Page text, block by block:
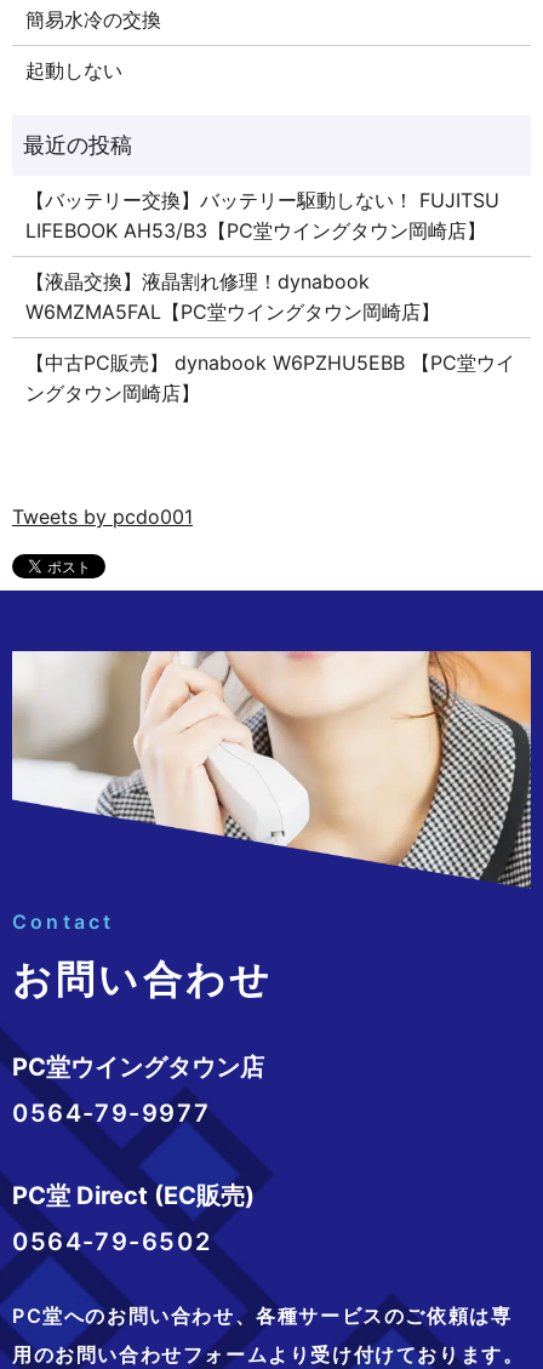
簡易水冷の交換
起動しない
【バッテリー交換】バッテリー駆動しない！ FUJITSU
LIFEBOOK AH53/B3【PC堂ウイングタウン岡崎店】
【液晶交換】液晶割れ修理！dynabook
W6MZMA5FAL【PC堂ウイングタウン岡崎店】
【中古PC販売】 dynabook W6PZHU5EBB 【PC堂ウイ
ングタウン岡崎店】
Tweets by pcdo001
Contact
お問い合わせ
PC堂ウイングタウン店
0564-79-9977
PC堂 Direct (EC販売)
0564-79-6502
PC堂へのお問い合わせ、各種サービスのご依頼は専
用のお問い合わせフォームより 受け付けております。